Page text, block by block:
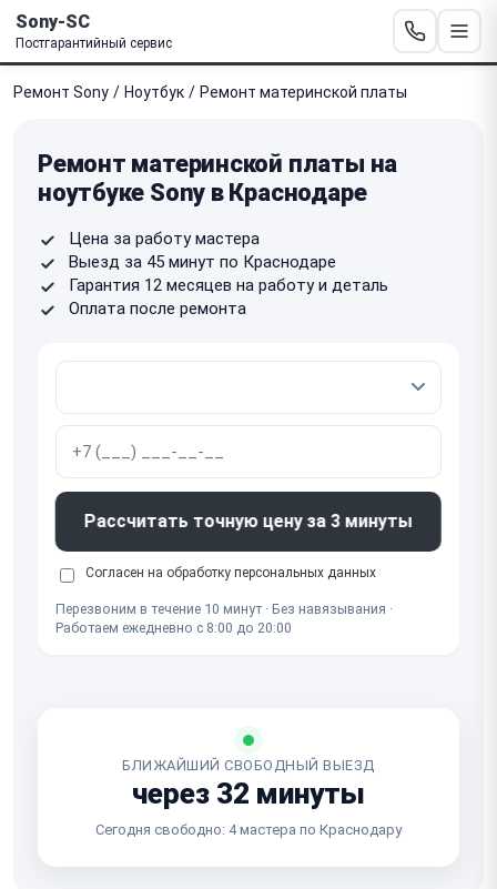
Sony-SC
Постгарантийный сервис
Ремонт Sony / Ноутбук / Ремонт материнской платы
Ремонт материнской платы на
ноутбуке Sony в Краснодаре
Цена за работу мастера
Выезд за 45 минут по Краснодаре
Гарантия 12 месяцев на работу и деталь
Оплата после ремонта
Рассчитать точную цену за 3 минуты
Согласен на обработку персональных данных
Перезвоним в течение 10 минут · Без навязывания ·
Работаем ежедневно с 8:00 до 20:00
БЛИЖАЙШИЙ СВОБОДНЫЙ ВЫЕЗД
через 32 минуты
Сегодня свободно: 4 мастера по Краснодару